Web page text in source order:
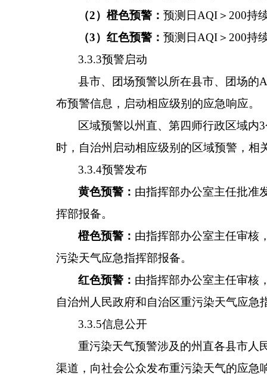
（2）橙色预警：预测日 AQI＞ 200持
（3）红色预警：预测 日 AQI＞ 200持
3.3.3预警启动
县市、 团场预警以所在县市、 团场的
布预警信息， 启动相应级别的应急响应。
区域预警以州直、第四师行政区域内3
时，自治州启动相应级别的区域预警，相
3.3.4预警发布
黄色预警 ： 由指挥部办公室主任批准
挥部报备。
橙色预警 ： 由指挥部办公室主任审核
污染天气应急指挥部报备。
红色预警 ： 由指挥部办公室主任审核
自治州人民政府和自治区重污染天气应急
3.3.5信息公开
重污染天气预警涉及的州直各县市人
渠道， 向社会公众发布重污染天气的应急